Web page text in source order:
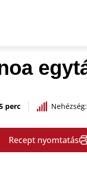
perc Nehézség:
Recept nyomtatás